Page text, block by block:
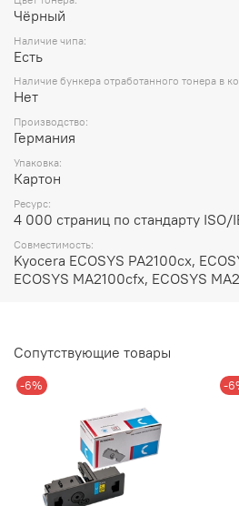
Чёрный
Наличие чипа:
Есть
Наличие бункера отработанного тонера в
Нет
Производство:
Германия
Упаковка:
Картон
Ресурс:
4 000 страниц по стандарту ISO/
Совместимость:
Kyocera ECOSYS PA2100cx,
ECOSYS MA2100cfx, ECOSYS
Сопутствующие товары
-6% -